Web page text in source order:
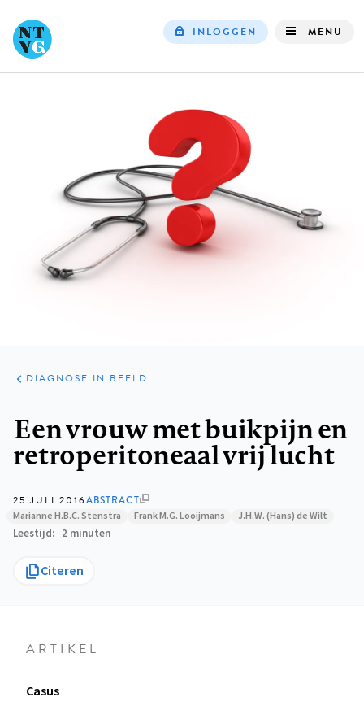
INLOGGEN MENU
ARTIKELEN
PRAKTIJK
DIAGNOSE IN BEELD
Een vrouw met buikpijn en
retroperitoneaal vrij lucht
25 JULI 2016ABSTRACT
Marianne H.B.C. Stenstra
Frank M.G. Looijmans J.H.W. (Hans) de Wilt
Leestijd 2 minuten
Citeren
ARTIKEL
Casus